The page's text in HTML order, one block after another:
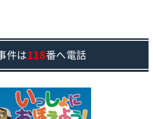
件は118番へ電話